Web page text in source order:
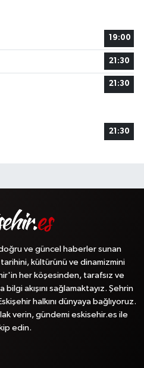
19:00
21:30
21:30
21:30
ve güncel haberler sunan
kültürünü ve dinamizmini
her köşesinden, tarafsız ve
akışını sağlamaktayız. Şehrin
halkını dünyaya bağlıyoruz.
verin, gündemi eskisehir.es ile
edin.